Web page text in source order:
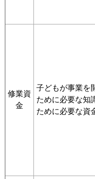
修業資
金
子どもが事業を
ために必要な知
ために必要な資